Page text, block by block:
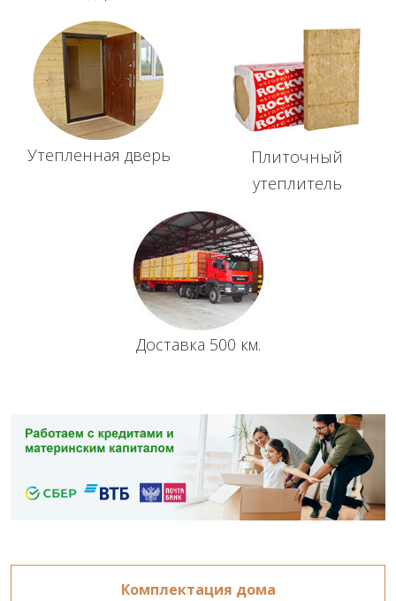
Утепленная дверь
Плиточный
утеплитель
Доставка 500 км.
Комплектация дома